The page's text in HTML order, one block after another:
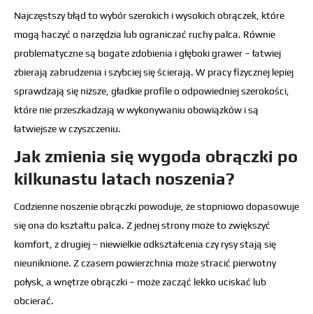
Najczęstszy błąd to wybór szerokich i wysokich obrączek, które
mogą haczyć o narzędzia lub ograniczać ruchy palca. Równie
problematyczne są bogate zdobienia i głęboki grawer – łatwiej
zbierają zabrudzenia i szybciej się ścierają. W pracy fizycznej lepiej
sprawdzają się niższe, gładkie profile o odpowiedniej szerokości,
które nie przeszkadzają w wykonywaniu obowiązków i są
łatwiejsze w czyszczeniu.
Jak zmienia się wygoda obrączki po
kilkunastu latach noszenia?
Codzienne noszenie obrączki powoduje, że stopniowo dopasowuje
się ona do kształtu palca. Z jednej strony może to zwiększyć
komfort, z drugiej – niewielkie odkształcenia czy rysy stają się
nieuniknione. Z czasem powierzchnia może stracić pierwotny
połysk, a wnętrze obrączki – może zacząć lekko uciskać lub
obcierać.